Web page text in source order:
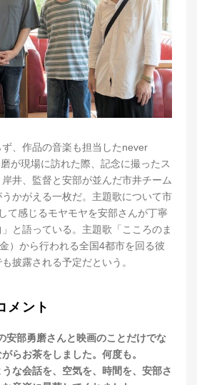
、作品の音楽も担当したnever
が現場に訪れた際、記念に撮ったス
井、監督と安部が並んだ市井チーム
かがえる一枚だ。主題歌について市
て感じるモヤモヤを安部さんが丁寧
と語っている。主題歌「こころのま
）から行われる全国4都市を回る彼
披露される予定だという。
メント
部勇磨さんと映画のことだけでな
らお茶をしました。何度も。
な会話を、空気を、時間を、安部さ